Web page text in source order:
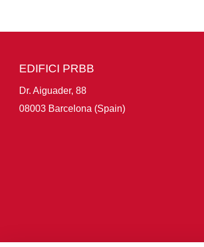
EDIFICI PRBB
Dr. Aiguader, 88
08003 Barcelona (Spain)